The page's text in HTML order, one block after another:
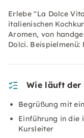
Erlebe "La Dolce
italienischen
Aromen, von
Dolci. Beispielmenü:
Wie läuft der
Begrüßung mit
Einführung in die
Kursleiter